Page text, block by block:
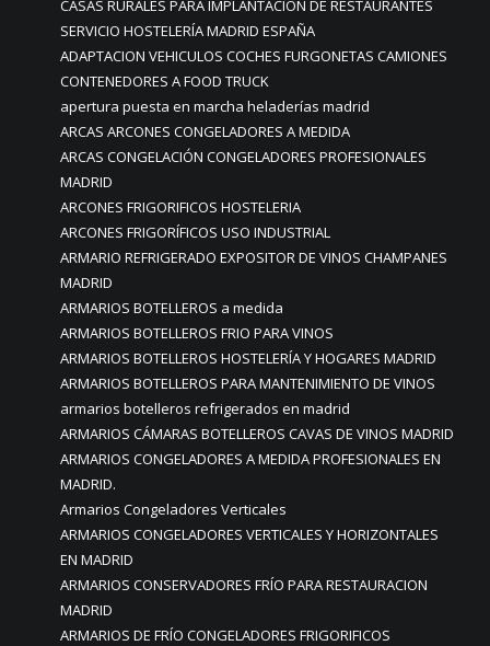
CASAS RURALES PARA IMPLANTACION DE RESTAURANTES
SERVICIO HOSTELERÍA MADRID ESPAÑA
ADAPTACION VEHICULOS COCHES FURGONETAS CAMIONES
CONTENEDORES A FOOD TRUCK
apertura puesta en marcha heladerías madrid
ARCAS ARCONES CONGELADORES A MEDIDA
ARCAS CONGELACIÓN CONGELADORES PROFESIONALES
MADRID
ARCONES FRIGORIFICOS HOSTELERIA
ARCONES FRIGORÍFICOS USO INDUSTRIAL
ARMARIO REFRIGERADO EXPOSITOR DE VINOS CHAMPANES
MADRID
ARMARIOS BOTELLEROS a medida
ARMARIOS BOTELLEROS FRIO PARA VINOS
ARMARIOS BOTELLEROS HOSTELERÍA Y HOGARES MADRID
ARMARIOS BOTELLEROS PARA MANTENIMIENTO DE VINOS
armarios botelleros refrigerados en madrid
ARMARIOS CÁMARAS BOTELLEROS CAVAS DE VINOS MADRID
ARMARIOS CONGELADORES A MEDIDA PROFESIONALES EN
MADRID.
Armarios Congeladores Verticales
ARMARIOS CONGELADORES VERTICALES Y HORIZONTALES
EN MADRID
ARMARIOS CONSERVADORES FRÍO PARA RESTAURACION
MADRID
ARMARIOS DE FRÍO CONGELADORES FRIGORIFICOS